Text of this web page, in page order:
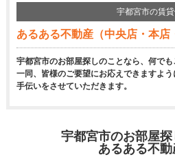
宇都宮市の賃
あるある不動産（中央店・本店
宇都宮市のお部屋探しのことなら、何で
一同、皆様のご要望にお応えできますよ
手伝いをさせていただきます。
宇都宮市のお部屋
あるある不動